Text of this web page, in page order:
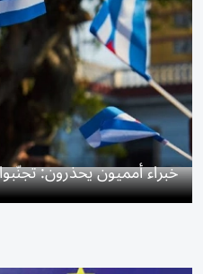
خبراء أمميون يحذرون: